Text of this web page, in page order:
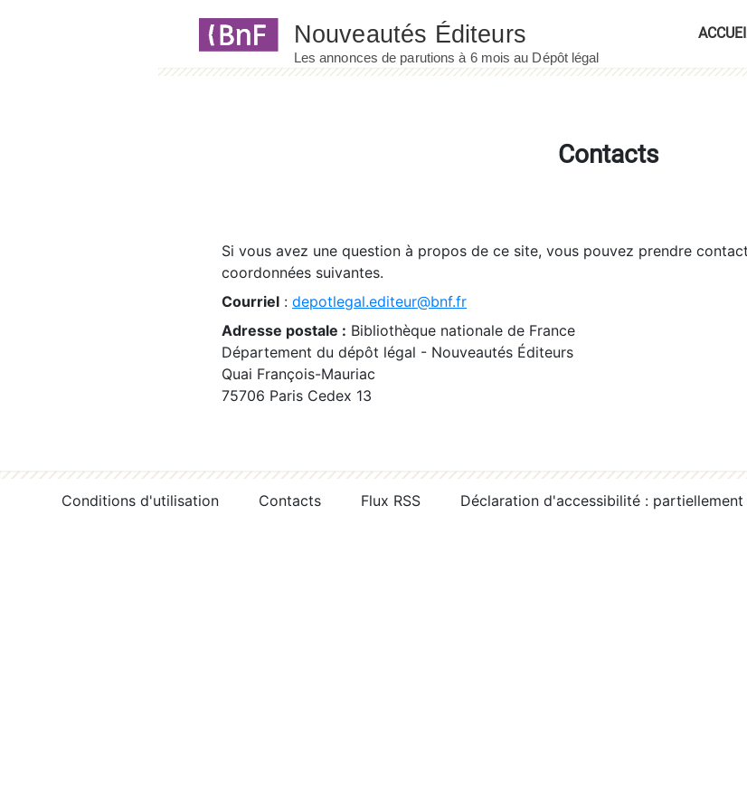
Contacts
Si vous avez une question à propos de ce site, vous pouvez prendre
coordonnées suivantes.
Courriel : depotlegal.editeur@bnf.fr
Adresse postale : Bibliothèque nationale de France
Département du dépôt légal - Nouveautés Éditeurs
Quai François-Mauriac
75706 Paris Cedex 13
Conditions d'utilisation Contacts Flux RSS Déclaration d'accessibilité :